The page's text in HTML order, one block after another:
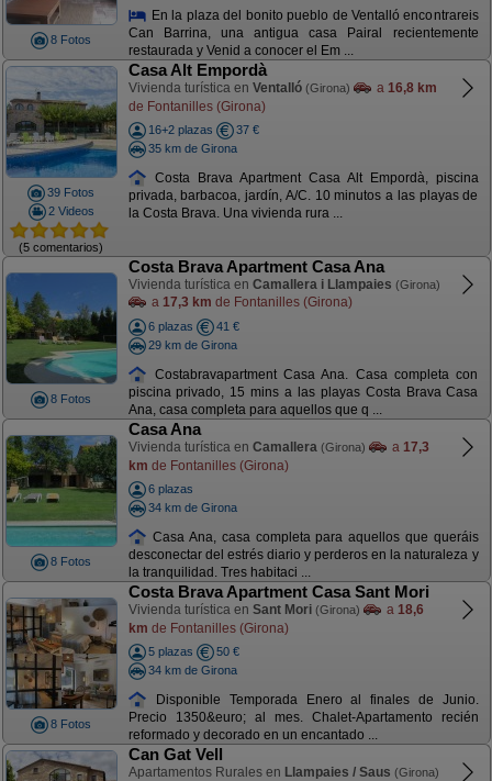
8 Fotos
En la plaza del bonito pueblo de Ventalló encontrareis
Can Barrina, una antigua casa Pairal recientemente
restaurada y Venid a conocer el Em ...
39 Fotos
2 Videos
(5 comentarios)
Casa Alt Empordà
Vivienda turística en Ventalló (Girona) a 16,8 km
de Fontanilles (Girona)
16+2 plazas
37 €
35 km de Girona
Costa Brava Apartment Casa Alt Empordà, piscina
privada, barbacoa, jardín, A/C. 10 minutos a las playas de
la Costa Brava. Una vivienda rura ...
8 Fotos
Costa Brava Apartment Casa Ana
Vivienda turística en Camallera i Llampaies (Girona)
a 17,3 km de Fontanilles (Girona)
6 plazas
41 €
29 km de Girona
Costabravapartment Casa Ana. Casa completa con
piscina privado, 15 mins a las playas Costa Brava Casa
Ana, casa completa para aquellos que q ...
8 Fotos
Casa Ana
Vivienda turística en Camallera (Girona) a 17,3
km de Fontanilles (Girona)
6 plazas
34 km de Girona
Casa Ana, casa completa para aquellos que queráis
desconectar del estrés diario y perderos en la naturaleza y
la tranquilidad. Tres habitaci ...
8 Fotos
Costa Brava Apartment Casa Sant Mori
Vivienda turística en Sant Mori (Girona) a 18,6
km de Fontanilles (Girona)
5 plazas
50 €
34 km de Girona
Disponible Temporada Enero al finales de Junio.
Precio 1350&euro; al mes. Chalet-Apartamento recién
reformado y decorado en un encantado ...
Can Gat Vell
Apartamentos Rurales en Llampaies / Saus (Girona)